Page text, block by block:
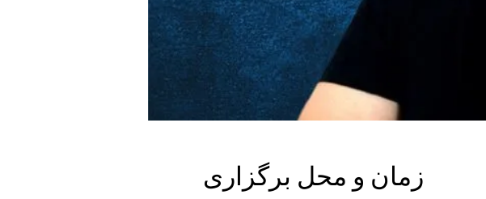
زمان و محل برگزاری